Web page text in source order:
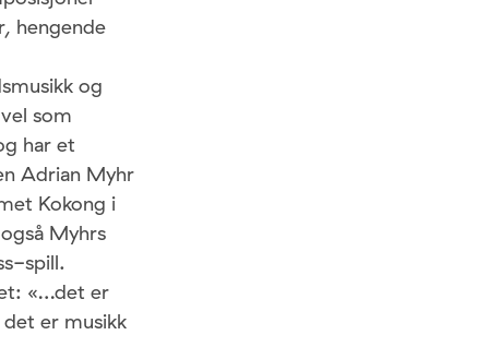
hengende
og
som
har et
Adrian Myhr
Kokong i
Myhrs
spill.
«…det er
er musikk